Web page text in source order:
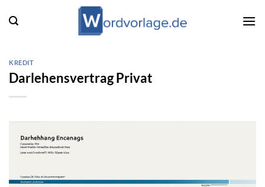
Inhalt
KREDIT
Darlehensvertrag Privat